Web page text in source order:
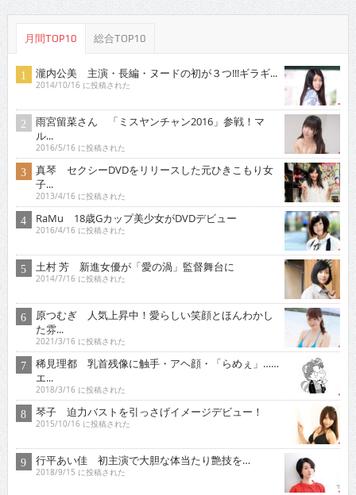
月間TOP10 総合TOP10
瀧内公美 主演・長編・ヌードの初が３つ!!!ギラギ...
2014/10/16 に投稿された
雨宮留菜さん 「ミスヤンチャン2016」参戦！マ
ル...
2016/5/16 に投稿された
真琴 セクシーDVDをリリースした元ひきこもり女
子...
2013/4/16 に投稿された
RaMu 18歳Gカップ美少女がDVDデビュー
2016/4/16 に投稿された
土村 芳 新進女優が「愛の渦」監督舞台に
2014/7/16 に投稿された
原つむぎ 人気上昇中！愛らしい笑顔とほんわかし
た雰...
2021/3/16 に投稿された
稀見理都 乳首残像に触手・アヘ顔・「らめぇ」……
エ...
2018/3/16 に投稿された
琴子 迫力バストを引っさげイメージデビュー！
2015/10/16 に投稿された
行平あい佳 初主演で大胆な体当たり艶技を…
2018/9/15 に投稿された